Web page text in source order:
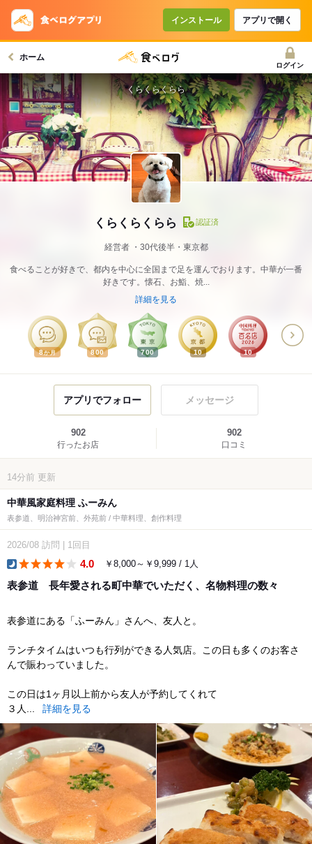
インストール アプリで開く
ホーム
ログイン
くらくらくらら 認証済
経営者 30代後半・東京都
食べることが好きで、都内を中心に全国まで足を運んでおります。中華が一番
好きです。懐石、お鮨、焼...
詳細を見る
8か月 800 700 10 10
くらくらくらら
アプリでフォロー メッセージ
902
行ったお店
902
口コミ
14分前 更新
中華風家庭料理 ふーみん
表参道、明治神宮前、外苑前 / 中華料理、創作料理
2026/08 訪問 1回目
4.0 ￥8,000～￥9,999 / 1人
表参道 長年愛される町中華でいただく、名物料理の数々
表参道にある「ふーみん」さんへ、友人と。
ランチタイムはいつも行列ができる人気店。この日も多くのお客さ
んで賑わっていました。
この日は1ヶ月以上前から友人が予約してくれて
３人...
詳細を見る